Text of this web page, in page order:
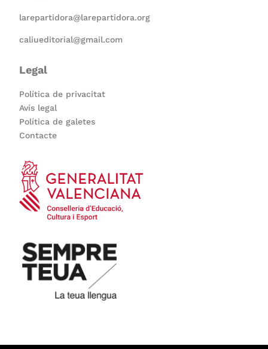
larepartidora@larepartidora.org
caliueditorial@gmail.com
Legal
Política de privacitat
Avís legal
Política de galetes
Contacte